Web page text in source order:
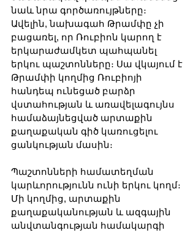
նաև նրա գործառույթները։
Ավելին, նախագահ Թրամփը չի
բացառել, որ Ռուբիոն կարող է
երկարաժամկետ պահպանել
երկու պաշտոնները։ Սա վկայում է
Թրամփի կողմից Ռուբիոյի
հանդեպ ունեցած բարձր
վստահության և առավելագույնս
համաձայնեցված արտաքին
քաղաքական գիծ կառուցելու
ցանկության մասին։
Պաշտոնների համատեղման
կարևորությունն ունի երկու կողմ։
Մի կողմից, արտաքին
քաղաքականության և ազգային
անվտանգության համակարգի